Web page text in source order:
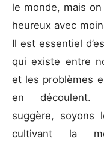
le monde, mais
heureux avec
Il est essentiel
qui existe entre
et les problèmes
en
suggère, soyons
cultivant la